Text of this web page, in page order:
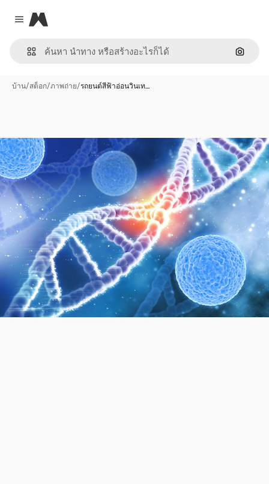
Close menu
Magnific
ค้นหา
บ้าน/สต็อก/ภาพถ่าย/รถยนต์สีฟ้าอ่อนวินเท…